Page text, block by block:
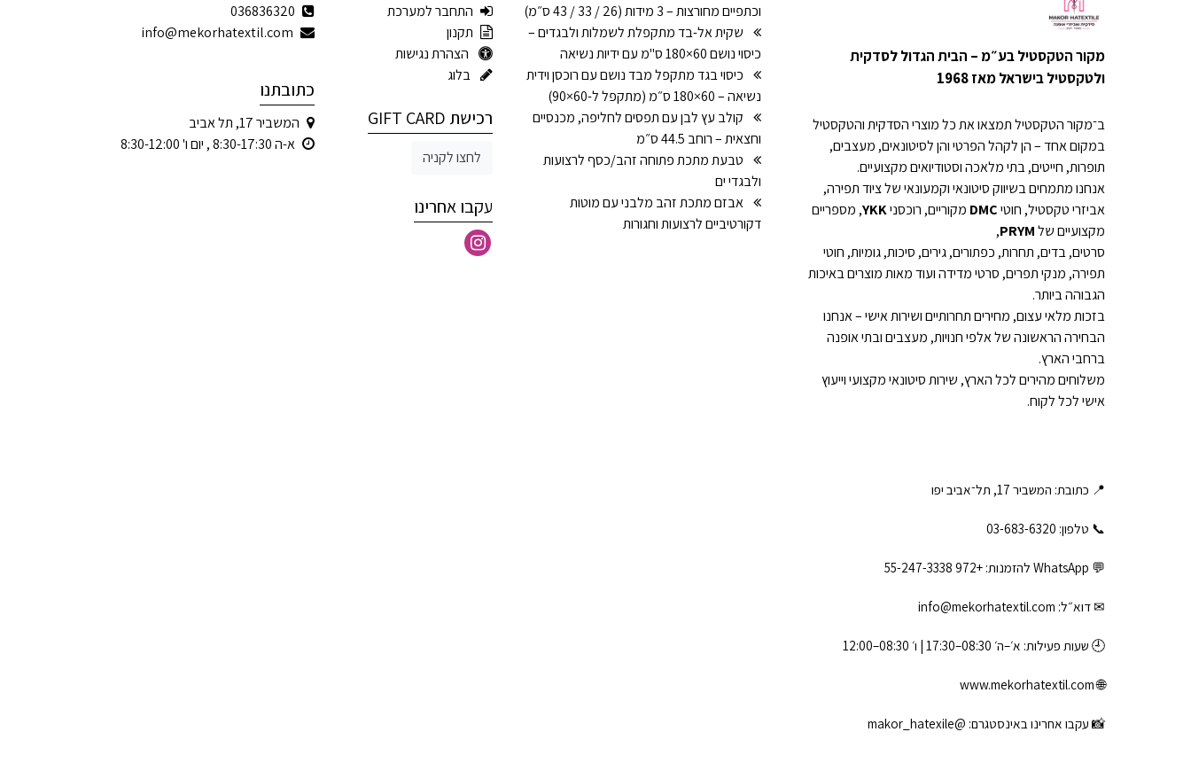
מקור הטקסטיל בע״מ – הבית הגדול לסדקית
ולטקסטיל בישראל מאז 1968
ב־מקור הטקסטיל תמצאו את כל מוצרי הסדקית והטקסטיל
במקום אחד – הן לקהל הפרטי והן לסיטונאים, מעצבים,
תופרות, חייטים, בתי מלאכה וסטודיואים מקצועיים.
אנחנו מתמחים בשיווק סיטונאי וקמעונאי של ציוד תפירה,
אביזרי טקסטיל, חוטיDMC מקוריים, רוכסניYKK, מספריים
מקצועיים שלPRYM
,
סרטים, בדים, תחרות, כפתורים, גירים, סיכות, גומיות, חוטי
תפירה, מנקי תפרים, סרטי מדידה ועוד מאות מוצרים באיכות
הגבוהה ביותר.
בזכות מלאי עצום, מחירים תחרותיים ושירות אישי – אנחנו
הבחירה הראשונה של אלפי חנויות, מעצבים ובתי אופנה
ברחבי הארץ.
משלוחים מהירים לכל הארץ, שירות סיטונאי מקצועי וייעוץ
אישי לכל לקוח.
📍 כתובת: המשביר 17, תל־אביב יפו
📞 טלפון: ‎03-683-6320
💬 WhatsApp להזמנות: +972 55-247-3338
✉ דוא״ל: info@mekorhatextil.com
🕘 שעות פעילות: א׳–ה׳ 08:30–17:30 | ו׳ 08:30–12:00
🌐
www.mekorhatextil.com
📸 עקבו אחרינו באינסטגרם: @makor_hatexile
וכתפיים מחורצות – 3 מידות (26 / 33 / 43 ס״מ)
שקית אל-בד מתקפלת לשמלות ולבגדים –
כיסוי נושם 60×180 ס"מ עם ידיות נשיאה
כיסוי בגד מתקפל מבד נושם עם רוכסן וידית
נשיאה – 60×180 ס״מ (מתקפל ל-60×90)
קולב עץ לבן עם תפסים לחליפה, מכנסיים
וחצאית – רוחב 44.5 ס״מ
טבעת מתכת פתוחה זהב/כסף לרצועות
ולבגדי ים
אבזם מתכת זהב מלבני עם מוטות
דקורטיביים לרצועות וחגורות
התחבר למערכת
תקנון
הצהרת נגישות
בלוג
רכישת GIFT CARD
לחצו לקניה
עקבו אחרינו
036836320
info@mekorhatextil.com
כתובתנו
המשביר 17, תל אביב
א-ה 8:30-17:30 , יום ו' 8:30-12:00